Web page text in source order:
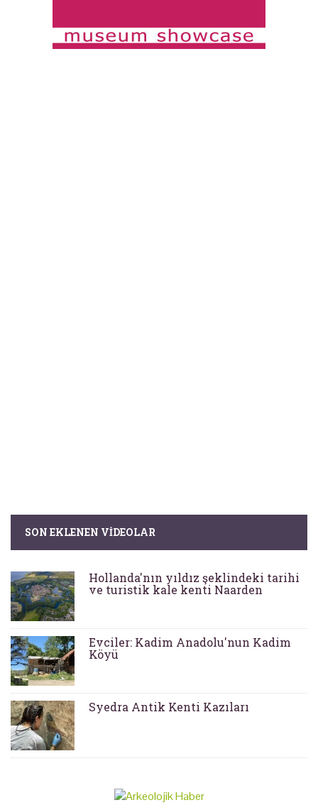
SON EKLENEN VIDEOLAR
Hollanda'nın yıldız şeklindeki tarihi
ve turistik kale kenti Naarden
Evciler: Kadim Anadolu'nun Kadim
Köyü
Syedra Antik Kenti Kazıları